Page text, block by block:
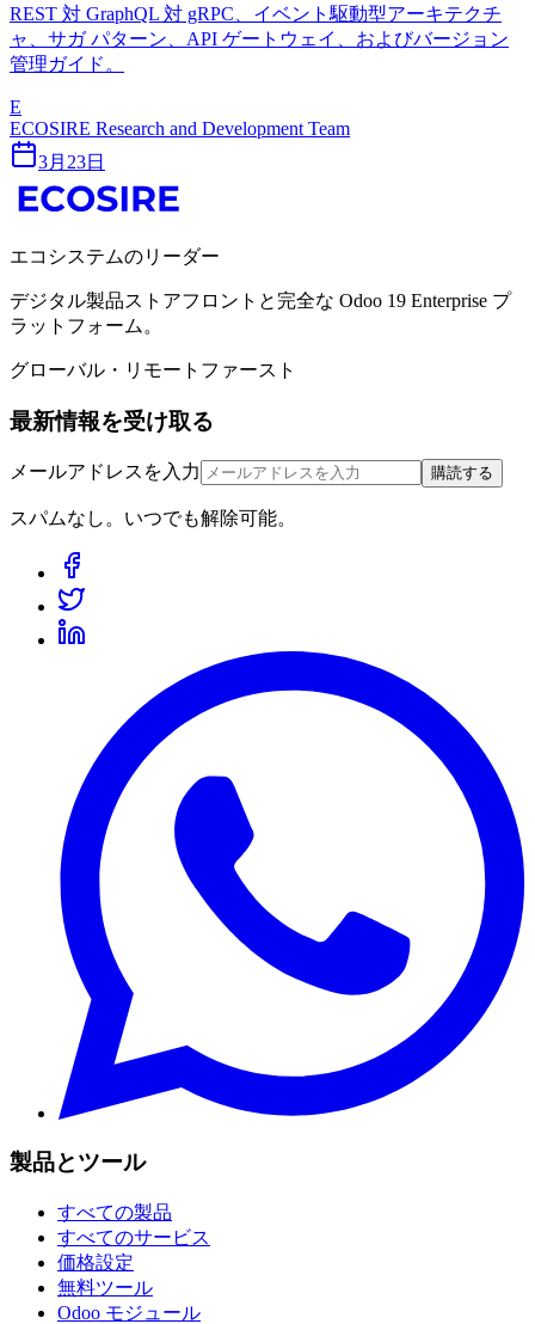
REST 対 GraphQL 対 gRPC、イベント駆動型アーキテクチ
ャ、サガ パターン、API ゲートウェイ、およびバージョン
管理ガイド。
E
ECOSIRE Research and Development Team
3月23日
エコシステムのリーダー
デジタル製品ストアフロントと完全な Odoo 19 Enterprise プ
ラットフォーム。
グローバル・リモートファースト
最新情報を受け取る
メールアドレスを入力 購読する
スパムなし。いつでも解除可能。
製品とツール
すべての製品
すべてのサービス
価格設定
無料ツール
Odoo モジュール